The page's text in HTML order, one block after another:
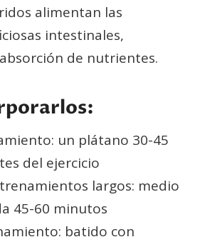
alimentan las
intestinales,
de nutrientes.
un plátano 30-45
del ejercicio
largos: medio
45-60 minutos
batido con